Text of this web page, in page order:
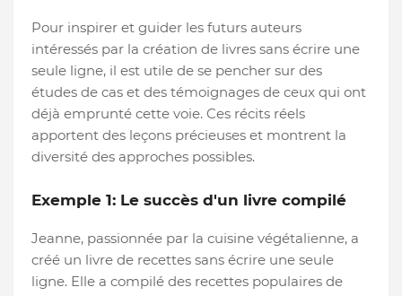
Pour inspirer et guider les futurs auteurs
intéressés par la création de livres sans écrire une
seule ligne, il est utile de se pencher sur des
études de cas et des témoignages de ceux qui ont
déjà emprunté cette voie. Ces récits réels
apportent des leçons précieuses et montrent la
diversité des approches possibles.
Exemple 1: Le succès d'un livre compilé
Jeanne, passionnée par la cuisine végétalienne, a
créé un livre de recettes sans écrire une seule
ligne. Elle a compilé des recettes populaires de